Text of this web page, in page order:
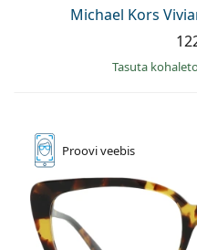
Michael Kors
Tasuta
Prooviveebis